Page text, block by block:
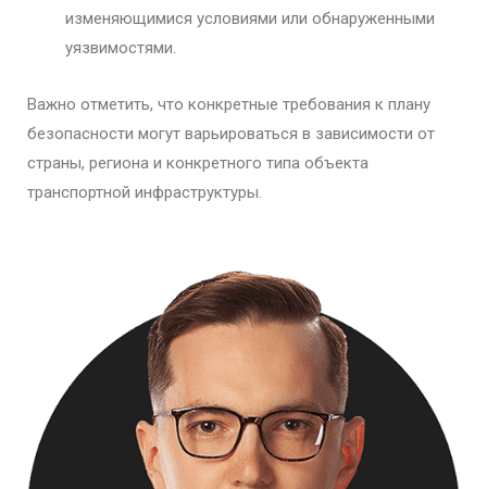
изменяющимися условиями или обнаруженными
уязвимостями.
Важно отметить, что конкретные требования к плану
безопасности могут варьироваться в зависимости от
страны, региона и конкретного типа объекта
транспортной инфраструктуры.